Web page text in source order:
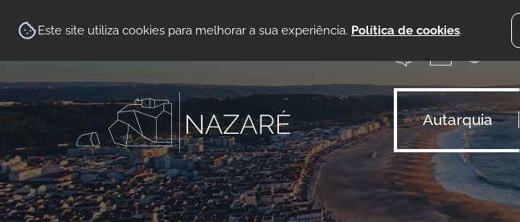
Este site utiliza cookies para melhorar a sua experiência. Política de cookies.
Autarquia